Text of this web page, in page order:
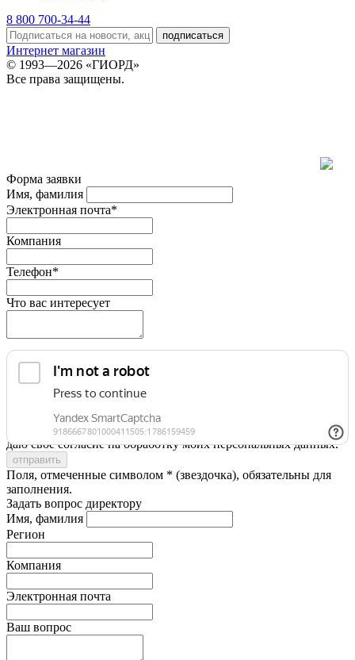
8 800 700-34-44
подписаться
Интернет магазин
© 1993—2026 «ГИОРД»
Все права защищены.
Форма заявки
Имя, фамилия
Электронная почта*
Компания
Телефон*
Что вас интересует
Я принимаю условияПолитики конфиденциальности
даю свое согласие на обработку моих персональных данных.
Поля, отмеченные символом * (звездочка), обязательны для
заполнения.
Задать вопрос директору
Имя, фамилия
Регион
Компания
Электронная почта
Ваш вопрос